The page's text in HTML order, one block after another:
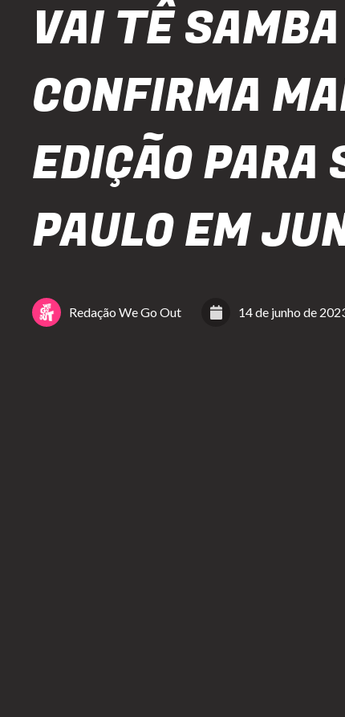
VAI TÊ SAMBA
CONFIRMA
EDIÇÃO PARA
PAULO EM
Redação We Go Out 14 de junho de